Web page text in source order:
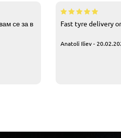
се за в
Fast tyre delivery
Anatoli Iliev -